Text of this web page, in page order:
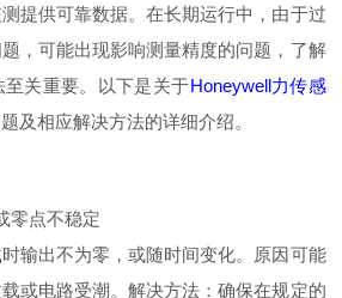
提供可靠数据。在长期运行中，由于过
，可能出现影响测量精度的问题，了解
关重要。以下是关于Honeywell力传感
及相应解决方法的详细介绍。
点不稳定
出不为零，或随时间变化。原因可能
或电路受潮。解决方法：确保在规定的